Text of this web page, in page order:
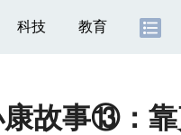
科技 教育
康故事⑬：